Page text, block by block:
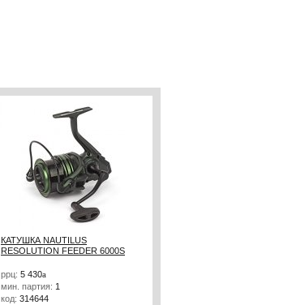
КАТУШКА NAUTILUS
RESOLUTION FEEDER 6000S
ррц: 5 430a
мин. партия: 1
код: 314644